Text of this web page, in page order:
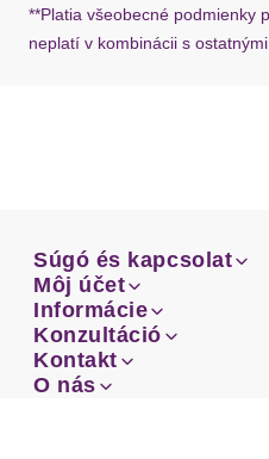
**Platia všeobecné podmienky
neplatí v kombinácii s
Súgó és kapcsolat
Email
Facebook
Instagram
Súgó és kapcsolat
Email
Facebook
Môj účet
Prehľad objednávok
Môj účet
Prehľad objednávok
Informácie
Doprava
Platba
Informácie
Doprava
Konzultáció
Sprievodca-veľkosťami
Konzultáció
Kontakt
Zákaznícke oddelenie
Kontakt
O nás